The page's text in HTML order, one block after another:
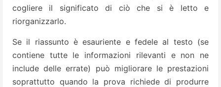
cogliere il significato di ciò che si è letto e
riorganizzarlo.
Se il riassunto è esauriente e fedele al testo (se
contiene tutte le informazioni rilevanti e non ne
include delle errate) può migliorare le prestazioni
soprattutto quando la prova richiede di produrre